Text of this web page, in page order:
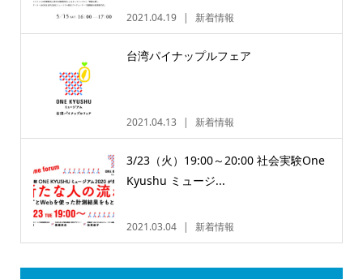
2021.04.19 新着情報
台湾パイナップルフェア
2021.04.13 新着情報
3/23（火）19:00～20:00 社会実験One
Kyushu ミュージ...
2021.03.04 新着情報